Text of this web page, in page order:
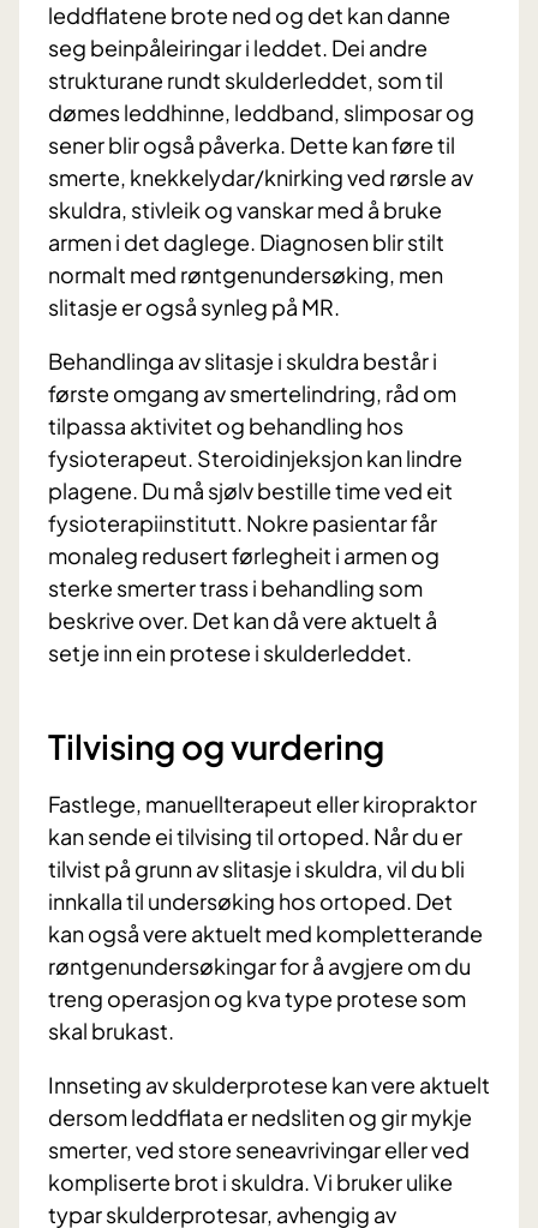
leddflatene brote ned og det kan danne
seg beinpåleiringar i leddet. Dei andre
strukturane rundt skulderleddet, som til
dømes leddhinne, leddband, slimposar og
sener blir også påverka. Dette kan føre til
smerte, knekkelydar/knirking ved rørsle av
skuldra, stivleik og vanskar med å bruke
armen i det daglege. Diagnosen blir stilt
normalt med røntgenundersøking, men
slitasje er også synleg på MR.
Behandlinga av slitasje i skuldra består i
første omgang av smertelindring, råd om
tilpassa aktivitet og behandling hos
fysioterapeut. Steroidinjeksjon kan lindre
plagene. Du må sjølv bestille time ved eit
fysioterapiinstitutt. Nokre pasientar får
monaleg redusert førlegheit i armen og
sterke smerter trass i behandling som
beskrive over. Det kan då vere aktuelt å
setje inn ein protese i skulderleddet.
Tilvising og vurdering
Fastlege, manuellterapeut eller kiropraktor
kan sende ei tilvising til ortoped. Når du er
tilvist på grunn av slitasje i skuldra, vil du bli
innkalla til undersøking hos ortoped. Det
kan også vere aktuelt med kompletterande
røntgenundersøkingar for å avgjere om du
treng operasjon og kva type protese som
skal brukast.
Innseting av skulderprotese kan vere aktuelt
dersom leddflata er nedsliten og gir mykje
smerter, ved store seneavrivingar eller ved
kompliserte brot i skuldra. Vi bruker ulike
typar skulderprotesar, avhengig av